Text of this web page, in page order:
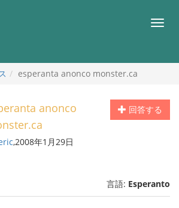
メ
esperanta anonco monster.ca
回答する
anonco
,2008年1月29日
言語: Esperanto